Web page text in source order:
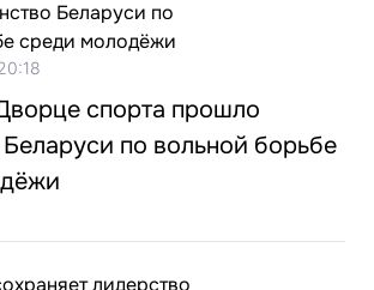
спорта прошло
по вольной борьбе